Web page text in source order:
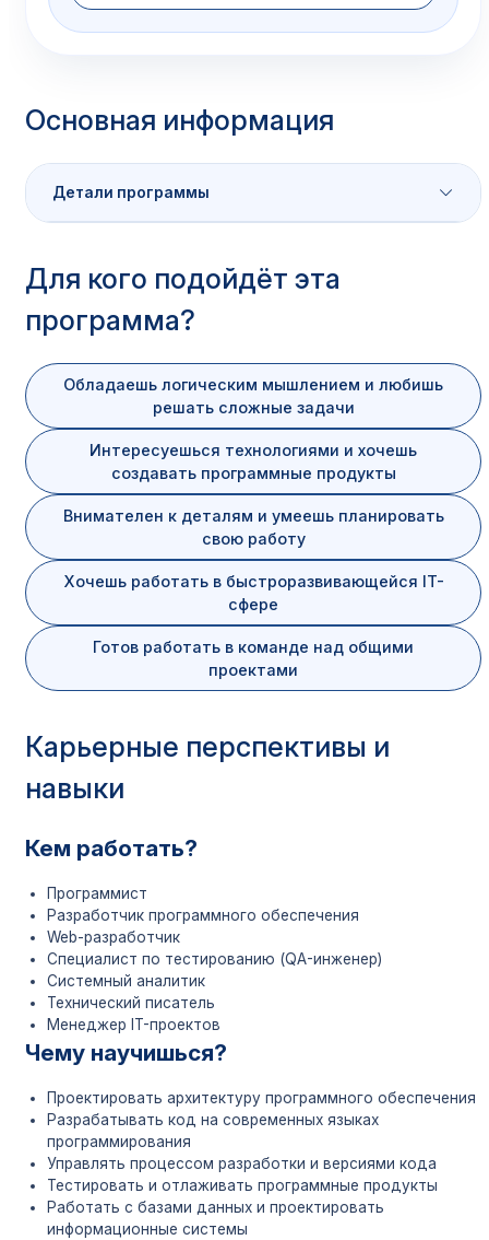
Основная информация
Детали программы
Код специальности
Наименование
специальности
Разработка и управление
программным
Уровень образования
Среднее
образование (колледж)
Базовое образование для
9 или 11 классов
Очная (9 и 11 классов)
Дистанционная (только
Срок обучения
На базе 9 классов:
– Очная: 3 года 10
На базе 11 классов:
– Очная: 2 года 10
Стоимость
обоих баз)
(только 11 классов)
Аккредитация
Для кого подойдёт эта
программа?
Обладаешь логическим мышлением и любишь
решать сложные задачи
Интересуешься технологиями и хочешь
создавать программные продукты
Внимателен к деталям и умеешь планировать
свою работу
Хочешь работать в быстроразвивающейся IT-
сфере
Готов работать в команде над общими
проектами
Карьерные перспективы и
навыки
Кем работать?
Программист
Разработчик программного обеспечения
Web-разработчик
Специалист по тестированию (QA-инженер)
Системный аналитик
Технический писатель
Менеджер IT-проектов
Чему научишься?
Проектировать архитектуру программного обеспечения
Разрабатывать код на современных языках
программирования
Управлять процессом разработки и версиями кода
Тестировать и отлаживать программные продукты
Работать с базами данных и проектировать
информационные системы